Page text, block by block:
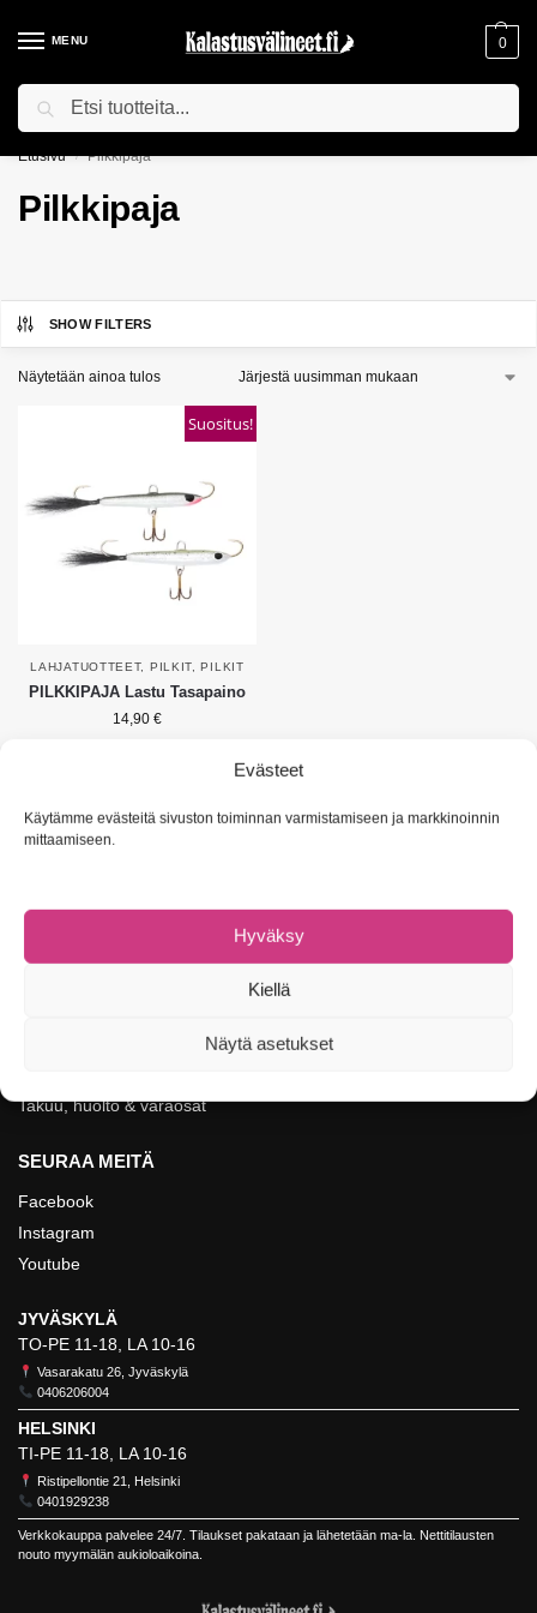
Evästeet
Käytämme evästeitä sivuston toiminnan varmistamiseen ja markkinoinnin
mittaamiseen.
Hyväksy
Kiellä
Näytä asetukset
MENU 0
ILMAINEN TOIMITUS YLI 75€ TILAUKSILLE!
Etusivu / Pilkkipaja
Pilkkipaja
SHOW FILTERS
Näytetään ainoa tulos
Suositus!
LAHJATUOTTEET, PILKIT ,PILKIT
PILKKIPAJA Lastu Tasapaino
14,90 €
Näytetään ainoa tulos
Takuu, huolto & varaosat
SEURAA MEITÄ
Facebook
Instagram
Youtube
JYVÄSKYLÄ
TO-PE 11-18, LA 10-16
Vasarakatu 26, Jyväskylä
0406206004
HELSINKI
TI-PE 11-18, LA 10-16
Ristipellontie 21, Helsinki
0401929238
Verkkokauppa palvelee 24/7. Tilaukset pakataan ja lähetetään ma-la. Nettitilausten
nouto myymälän aukioloaikoina.